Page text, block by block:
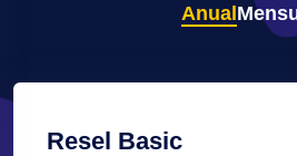
Anual
Resel Basic